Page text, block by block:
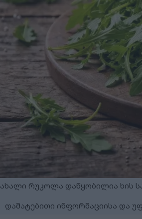
ახალი რუკოლა დაწყობილია ხის
დამატებითი ინფორმაციისა და